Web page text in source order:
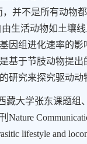
，并不是所有动物
由生活动物如土壤
因组进化速率的
基于节肢动物提出
研究来探究驱动动
藏大学张东课题组
Nature
lifestyle and